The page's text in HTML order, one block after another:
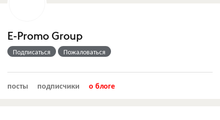
E-Promo Group
Подписаться Пожаловаться
посты подписчики о блоге